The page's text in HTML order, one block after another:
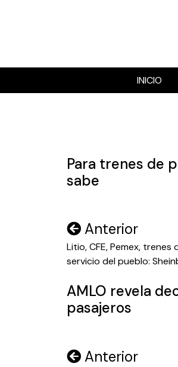
INICIO
Para trenes de
sabe
Navegación
de
entradas
Anterior
Litio, CFE, Pemex, trenes
servicio del pueblo:
AMLO revela
pasajeros
Navegación
Anterior